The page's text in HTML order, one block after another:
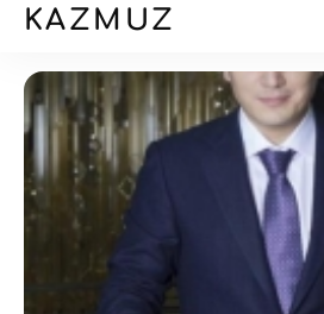
KAZMUZ